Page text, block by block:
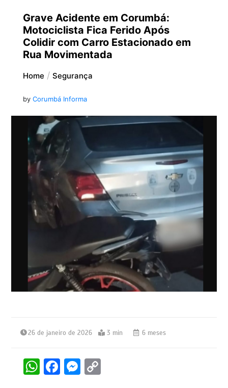
Grave Acidente em Corumbá:
Motociclista Fica Ferido Após
Colidir com Carro Estacionado em
Rua Movimentada
Home Segurança
by Corumbá Informa
26 de janeiro de 2026 3 min 6 meses
W F
M